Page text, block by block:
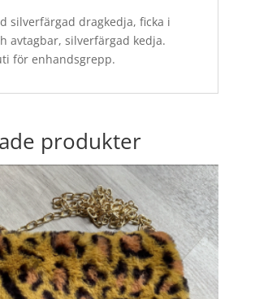
silverfärgad dragkedja, ficka i
avtagbar, silverfärgad kedja.
för enhandsgrepp.
produkter